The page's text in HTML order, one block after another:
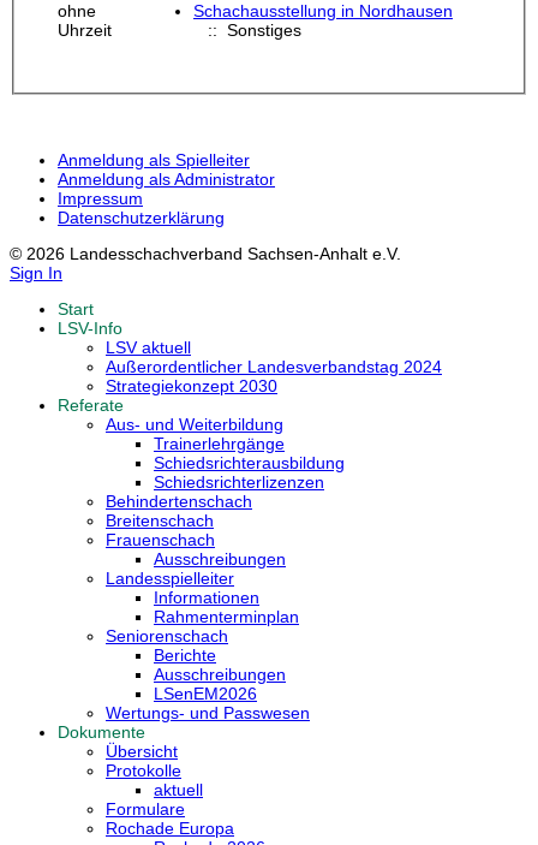
ohne
Uhrzeit
Schachausstellung in Nordhausen
:: Sonstiges
Anmeldung als Spielleiter
Anmeldung als Administrator
Impressum
Datenschutzerklärung
© 2026 Landesschachverband Sachsen-Anhalt e.V.
Sign In
Start
LSV-Info
LSV aktuell
Außerordentlicher Landesverbandstag 2024
Strategiekonzept 2030
Referate
Aus- und Weiterbildung
Trainerlehrgänge
Schiedsrichterausbildung
Schiedsrichterlizenzen
Behindertenschach
Breitenschach
Frauenschach
Ausschreibungen
Landesspielleiter
Informationen
Rahmenterminplan
Seniorenschach
Berichte
Ausschreibungen
LSenEM2026
Wertungs- und Passwesen
Dokumente
Übersicht
Protokolle
aktuell
Formulare
Rochade Europa